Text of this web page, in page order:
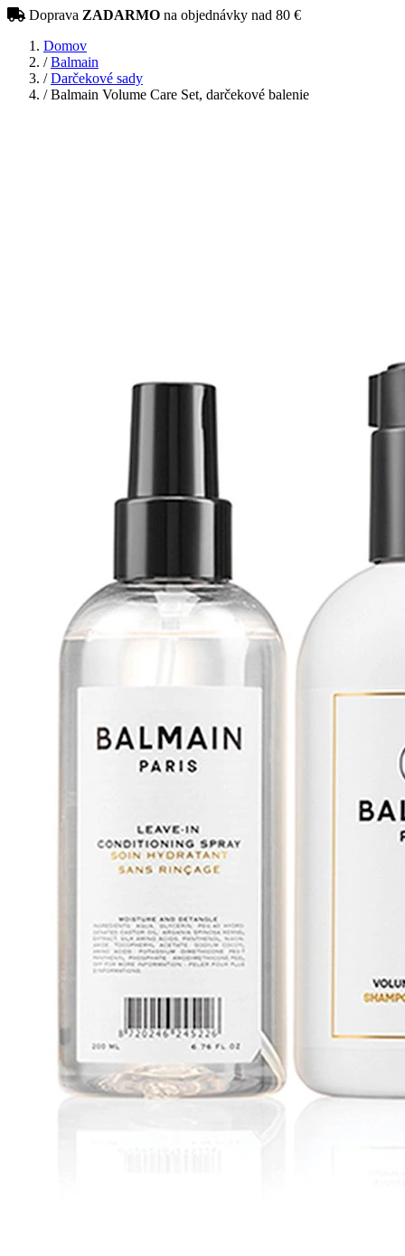
Doprava ZADARMO na objednávky nad 80 €
Domov
/ Balmain
/ Darčekové sady
/Balmain Volume Care Set, darčekové balenie